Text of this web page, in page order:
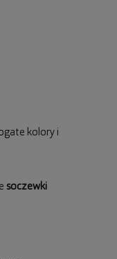
kolory i
soczewki